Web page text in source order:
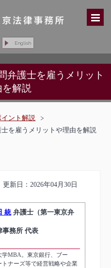
English
弁護士を雇うメリット
解説
ント解説
>
を雇うメリットや理由を解説
新日： 2026年04月30日
統弁護士（第一東京弁
事務所 代表
MBA。東京銀行、ブー
ナーズ等で経営戦略や企業